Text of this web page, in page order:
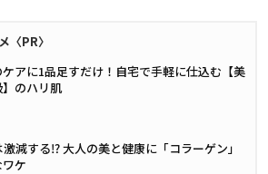
〈PR〉
アに1品足すだけ！自宅で手軽に仕込む【美
のハリ肌
減する⁉ 大人の美と健康に「コラーゲン」
ケ